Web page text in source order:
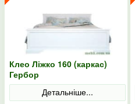
Клео Ліжко 160 (каркас)
Гербор
Детальніше...